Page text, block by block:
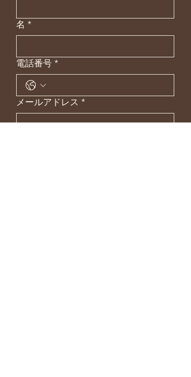
名 *
電話番号 *
メールアドレス *